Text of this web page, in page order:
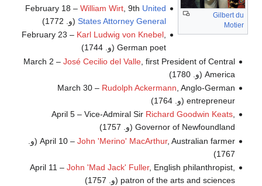
Gilbert du
Motier
February 18 –William Wirt , 9th United
States Attorney General(و. 1772)
February 23 – Karl Ludwig von Knebel,
German poet (و. 1744)
March 2 – José Cecilio del Valle, first President of Central
America (و. 1780)
March 30 – Rudolph Ackermann , Anglo-German
entrepreneur (و. 1764)
April 5 – Vice-Admiral Sir Richard Goodwin Keats,
Governor of Newfoundland (و. 1757)
April 10 – John 'Merino' MacArthur
, Australian farmer (و.
1767)
April 11 – John 'Mad Jack' Fuller, English philanthropist,
patron of the arts and sciences (و. 1757)